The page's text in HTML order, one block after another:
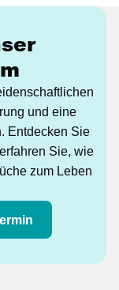
und eine
Entdecken Sie
Sie, wie
zum Leben